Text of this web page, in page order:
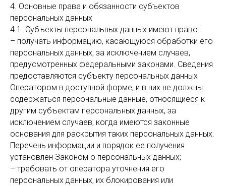
4. Основные права и обязанности субъектов
персональных данных
4.1. Субъекты персональных данных имеют право:
– получать информацию, касающуюся обработки его
персональных данных, за исключением случаев,
предусмотренных федеральными законами. Сведения
предоставляются субъекту персональных данных
Оператором в доступной форме, и в них не должны
содержаться персональные данные, относящиеся к
другим субъектам персональных данных, за
исключением случаев, когда имеются законные
основания для раскрытия таких персональных данных.
Перечень информации и порядок ее получения
установлен Законом о персональных данных;
– требовать от оператора уточнения его
персональных данных, их блокирования или